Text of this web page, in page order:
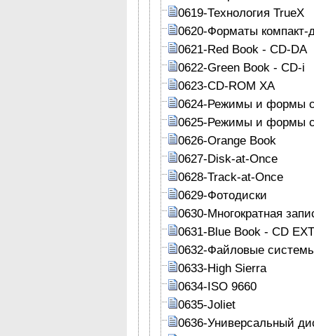
0619-Технология TrueX
0620-Форматы компакт-
0621-Red Book - CD-DA
0622-Green Book - CD-i
0623-CD-ROM XA
0624-Режимы и формы
0625-Режимы и формы
0626-Orange Book
0627-Disk-at-Once
0628-Track-at-Once
0629-Фотодиски
0630-Многократная
0631-Blue Book - CD
0632-Файловые
0633-High Sierra
0634-ISO 9660
0635-Joliet
0636-Универсальный